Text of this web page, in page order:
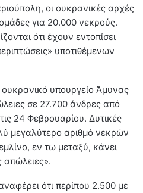
οι ουκρανικές αρχές
για 20.000 νεκρούς.
ότι έχουν εντοπίσει
υποτιθέμενων
ουκρανικό υπουργείο Άμυνας
σε 27.700 άνδρες από
24 Φεβρουαρίου. Δυτικές
μεγαλύτερο αριθμό νεκρών
εν τω μεταξύ, κάνει
απώλειες».
ότι περίπου 2.500 με